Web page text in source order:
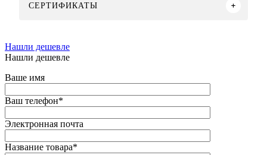
СЕРТИФИКАТЫ
Нашли дешевле
Нашли дешевле
Ваше имя
Ваш телефон*
Электронная почта
Название товара*